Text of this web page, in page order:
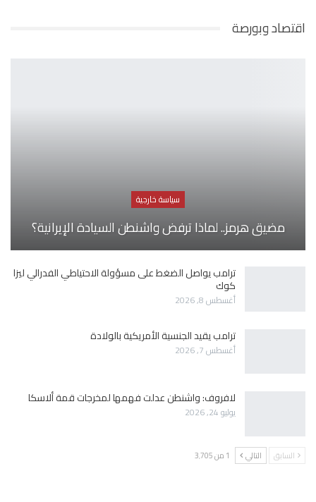
اقتصاد وبورصة
سياسة خارجية
مضيق هرمز.. لماذا ترفض واشنطن السيادة الإيرانية؟
ترامب يواصل الضغط على مسؤولة الاحتياطي الفدرالي ليزا
كوك
أغسطس 8, 2026
ترامب يقيد الجنسية الأمريكية بالولادة
أغسطس 7, 2026
لافروف: واشنطن عدلت فهمها لمخرجات قمة ألاسكا
يوليو 24, 2026
السابق التالي 1 من 3٬705